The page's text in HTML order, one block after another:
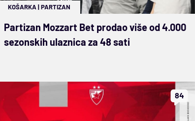
KOŠARKA |PARTIZAN
Partizan Mozzart Bet prodao više od 4.000
sezonskih ulaznica za 48 sati
84